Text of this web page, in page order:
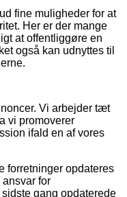
fine muligheder for at
Her er der mange
at offentliggøre en
også kan udnyttes til
Vi arbejder tæt
vi promoverer
ifald en af vores
forretninger opdateres
ansvar for
gang opdaterede